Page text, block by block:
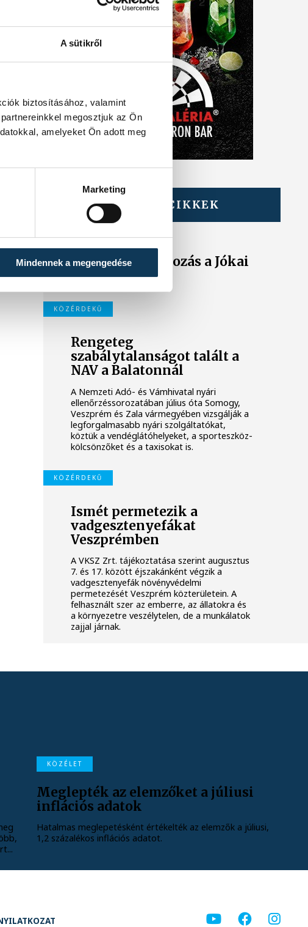
A sütikről
biztosításához, valamint
megosztjuk az Ön
amelyeket Ön adott meg
Marketing
Mindennek a megengedése
TOVÁBBI CIKKEK
KÖZÉRDEKŰ
Ideiglenes
forgalomkorlátozás a Jókai
utcában
KÖZÉRDEKŰ
Rengeteg
szabálytalanságot talált a
NAV a Balatonnál
A Nemzeti Adó- és Vámhivatal nyári
ellenőrzéssorozatában július óta Somogy,
Veszprém és Zala vármegyében vizsgálják a
legforgalmasabb nyári szolgáltatókat,
köztük a vendéglátóhelyeket, a sporteszköz-
kölcsönzőket és a taxisokat is.
KÖZÉRDEKŰ
Ismét permetezik a
vadgesztenyefákat
Veszprémben
A VKSZ Zrt. tájékoztatása szerint augusztus
7. és 17. között éjszakánként végzik a
vadgesztenyefák növényvédelmi
permetezését Veszprém közterületein. A
felhasznált szer az emberre, az állatokra és
a környezetre veszélytelen, de a munkálatok
zajjal járnak.
KÖZÉLET
Meglepték az elemzőket a júliusi
inflációs adatok
Hatalmas meglepetésként értékelték az elemzők a júliusi,
1,2 százalékos inflációs adatot.